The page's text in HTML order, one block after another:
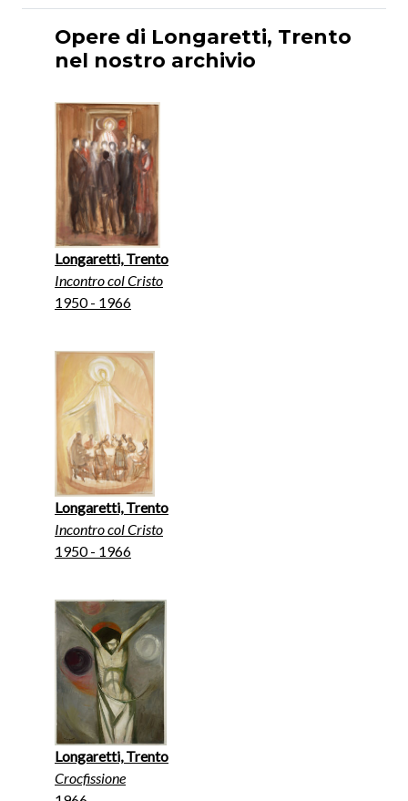
Opere di Longaretti, Trento
nel nostro archivio
Longaretti, Trento
Incontro col Cristo
1950 - 1966
Longaretti, Trento
Incontro col Cristo
1950 - 1966
Longaretti, Trento
Crocfissione